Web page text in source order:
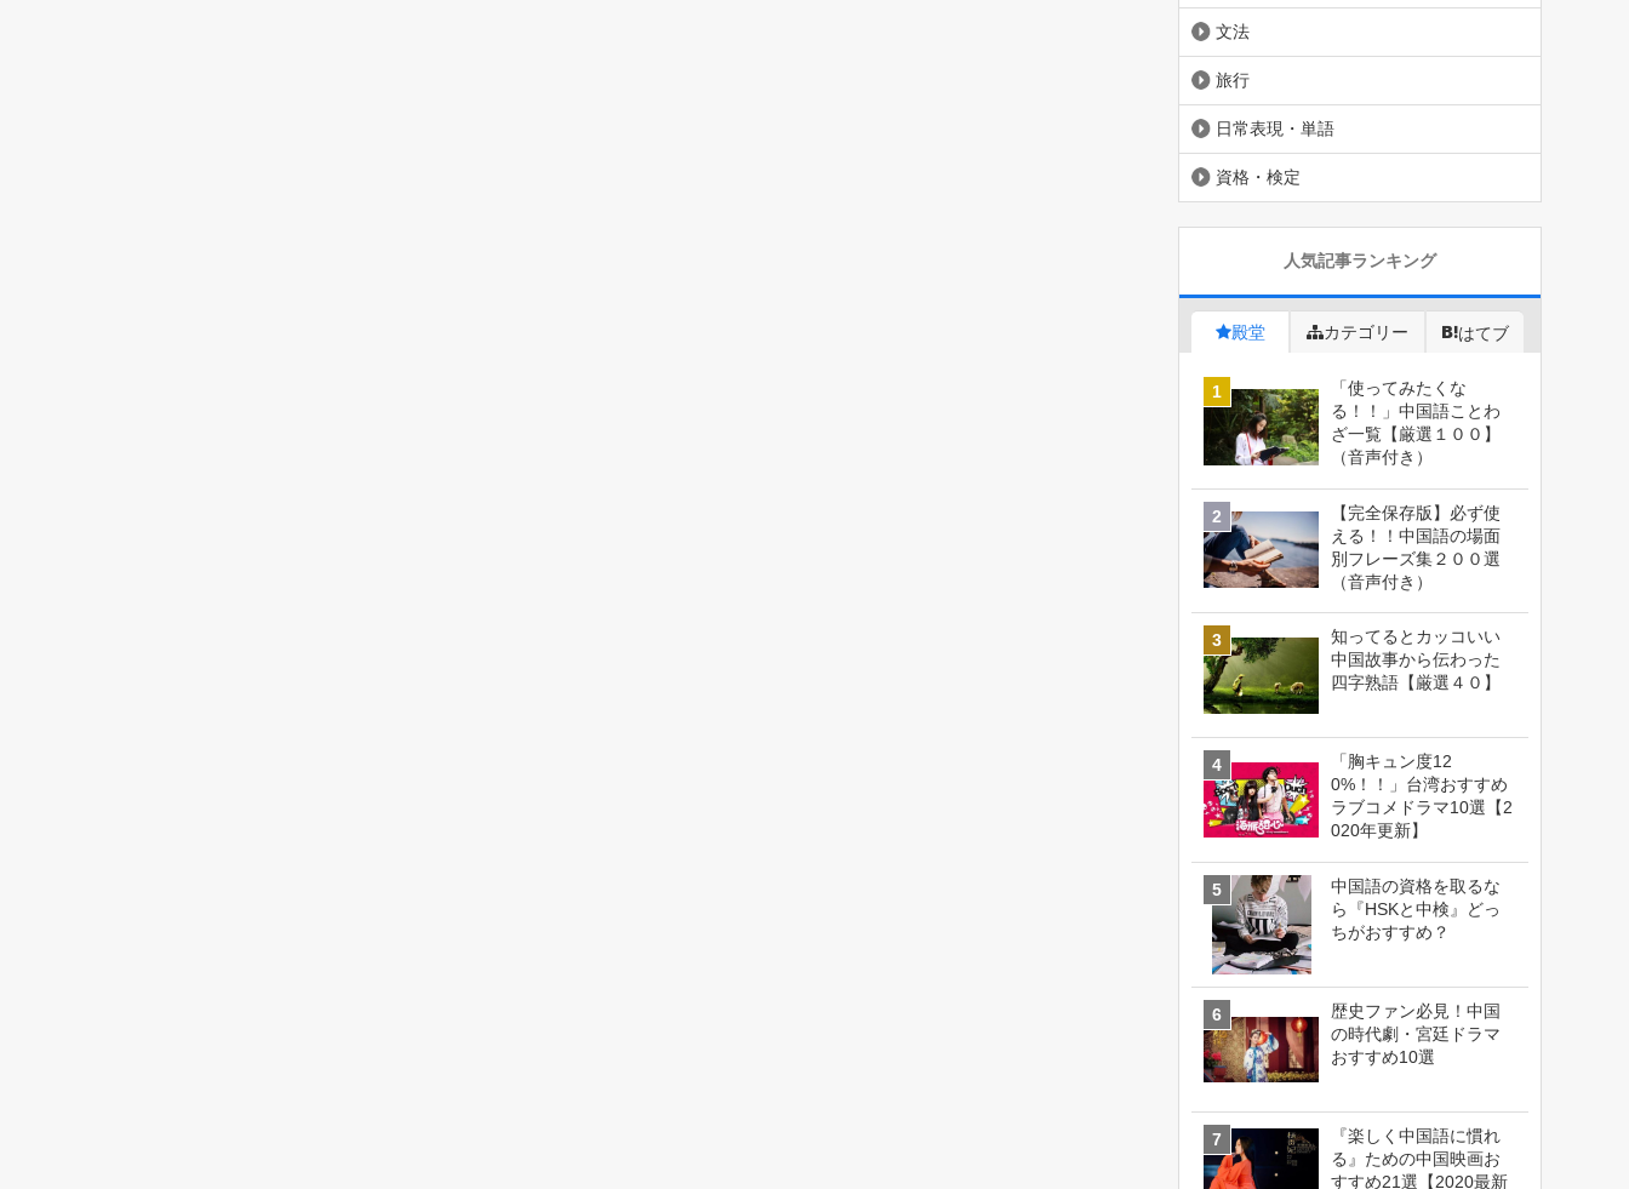
文法
旅行
日常表現・単語
資格・検定
人気記事ランキング
殿堂 カテゴリー はてブ
「使ってみたくな
る！！」中国語ことわ
ざ一覧【厳選１００】
（音声付き）
【完全保存版】必ず使
える！！中国語の場面
別フレーズ集２００選
（音声付き）
知ってるとカッコいい
中国故事から伝わった
四字熟語【厳選４０】
「胸キュン度12
0%！！」台湾おすすめ
ラブコメドラマ10選【2
020年更新】
中国語の資格を取るな
ら『HSKと中検』どっ
ちがおすすめ？
歴史ファン必見！中国
の時代劇・宮廷ドラマ
おすすめ10選
『楽しく中国語に慣れ
る』ための中国映画お
すすめ21選【2020最新